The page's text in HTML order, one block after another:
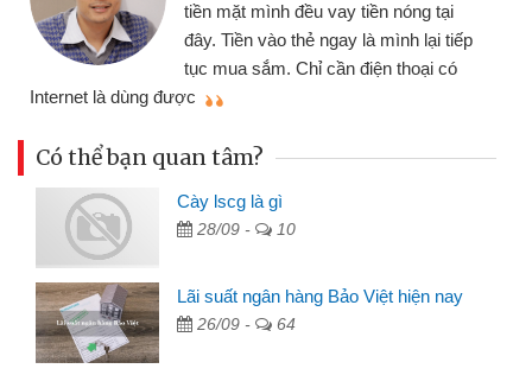
tiền mặt mình đều vay tiền nóng tại
đây. Tiền vào thẻ ngay là mình lại tiếp
tục mua sắm. Chỉ cần điện thoại có
Internet là dùng được
Có thể bạn quan tâm?
Cày lscg là gì
28/09 - 10
Lãi suất ngân hàng Bảo Việt hiện nay
26/09 - 64